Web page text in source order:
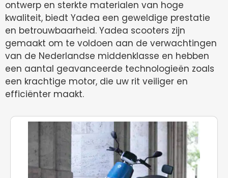
ontwerp en sterkte materialen van hoge
kwaliteit, biedt Yadea een geweldige prestatie
en betrouwbaarheid. Yadea scooters zijn
gemaakt om te voldoen aan de verwachtingen
van de Nederlandse middenklasse en hebben
een aantal geavanceerde technologieën zoals
een krachtige motor, die uw rit veiliger en
efficiënter maakt.